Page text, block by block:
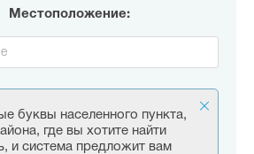
Местоположение:
буквы населенного пункта,
где вы хотите найти
и система предложит вам